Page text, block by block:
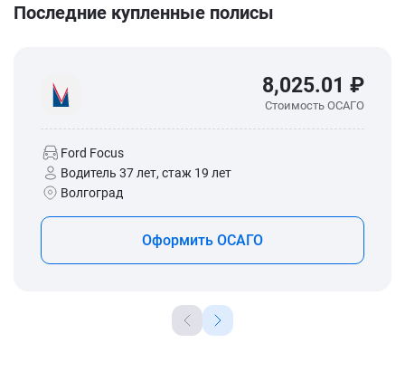
Последние купленные полисы
8,025.01 ₽
Стоимость ОСАГО
Ford Focus
Водитель 37 лет, стаж 19 лет
Волгоград
Оформить ОСАГО